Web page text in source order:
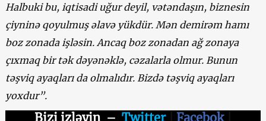
Halbuki bu, iqtisadi uğur deyil, vətəndaşın, biznesin
çiyninə qoyulmuş əlavə yükdür. Mən demirəm hamı
boz zonada işləsin. Ancaq boz zonadan ağ zonaya
çıxmaq bir tək dəyənəklə, cəzalarla olmur. Bunun
təşviq ayaqları da olmalıdır. Bizdə təşviq ayaqları
yoxdur”.
Bizi izləyin– Twitter| Facebok